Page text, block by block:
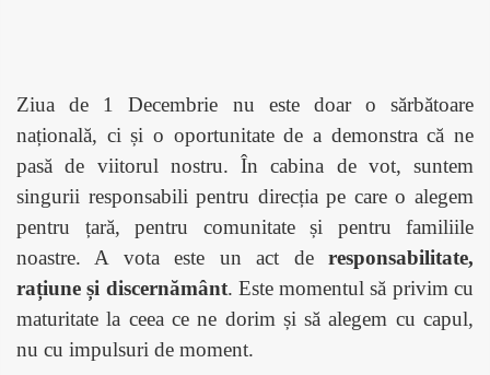
Ziua de 1 Decembrie nu este doar o sărbătoare
națională, ci și o oportunitate de a demonstra că ne
pasă de viitorul nostru. În cabina de vot, suntem
singurii responsabili pentru direcția pe care o alegem
pentru țară, pentru comunitate și pentru familiile
noastre. A vota este un act de responsabilitate,
rațiune și discernământ. Este momentul să privim cu
maturitate la ceea ce ne dorim și să alegem cu capul,
nu cu impulsuri de moment.